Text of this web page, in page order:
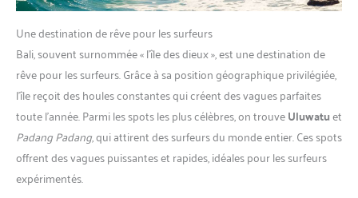
Une destination de rêve pour les surfeurs
Bali, souvent surnommée « l’île des dieux », est une destination de
rêve pour les surfeurs. Grâce à sa position géographique privilégiée,
l’île reçoit des houles constantes qui créent des vagues parfaites
toute l’année. Parmi les spots les plus célèbres, on trouveUluwatuet
Padang Padang, qui attirent des surfeurs du monde entier. Ces spots
offrent des vagues puissantes et rapides, idéales pour les surfeurs
expérimentés.